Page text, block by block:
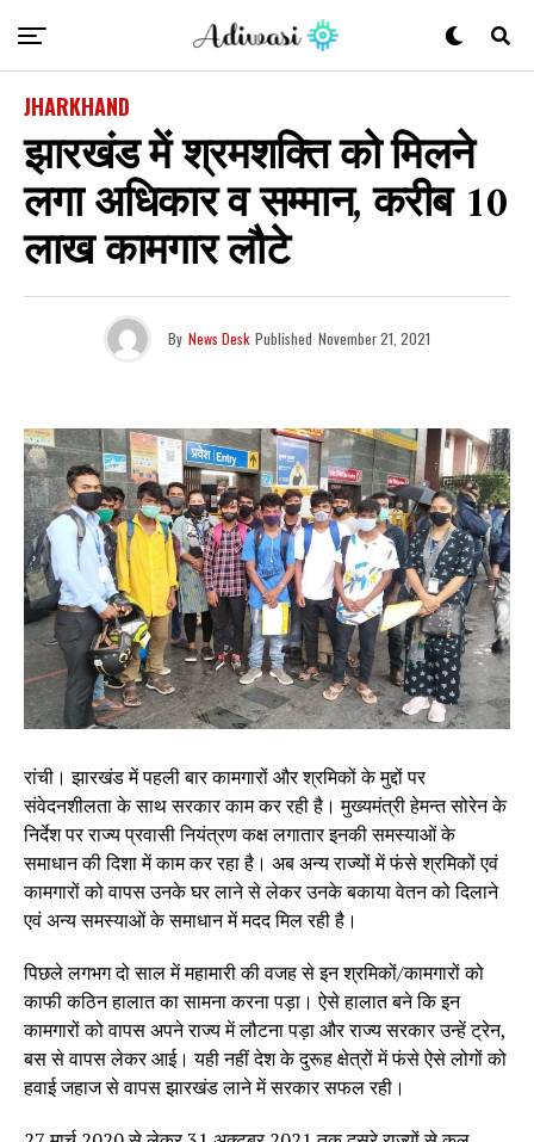
JHARKHAND
झारखंड में श्रमशक्ति को मिलने
लगा अधिकार व सम्मान, करीब 10
लाख कामगार लौटे
By News Desk Published November 21, 2021
रांची। झारखंड में पहली बार कामगारों और श्रमिकों के मुद्दों पर
संवेदनशीलता के साथ सरकार काम कर रही है। मुख्यमंत्री हेमन्त सोरेन के
निर्देश पर राज्य प्रवासी नियंत्रण कक्ष लगातार इनकी समस्याओं के
समाधान की दिशा में काम कर रहा है। अब अन्य राज्यों में फंसे श्रमिकों एवं
कामगारों को वापस उनके घर लाने से लेकर उनके बकाया वेतन को दिलाने
एवं अन्य समस्याओं के समाधान में मदद मिल रही है।
पिछले लगभग दो साल में महामारी की वजह से इन श्रमिकों/कामगारों को
काफी कठिन हालात का सामना करना पड़ा। ऐसे हालात बने कि इन
कामगारों को वापस अपने राज्य में लौटना पड़ा और राज्य सरकार उन्हें ट्रेन,
बस से वापस लेकर आई। यही नहीं देश के दुरूह क्षेत्रों में फंसे ऐसे लोगों को
हवाई जहाज से वापस झारखंड लाने में सरकार सफल रही।